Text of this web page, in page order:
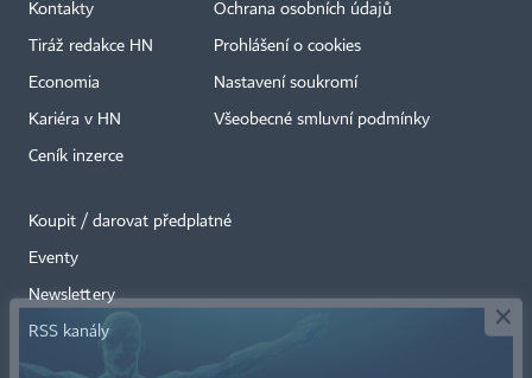
Kontakty
Tiráž redakce HN
Economia
Kariéra v HN
Ceník inzerce
Ochrana osobních údajů
Prohlášení o cookies
Nastavení soukromí
Všeobecné smluvní podmínky
Koupit / darovat předplatné
Eventy
Newslettery
RSS kanály